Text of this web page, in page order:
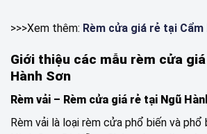
>>>Xem thêm: Rèm cửa giá rẻ tại Cẩm
Giới thiệu các mẫu rèm cửa
Hành Sơn
Rèm vải – Rèm cửa giá rẻ tại Ngũ
Rèm vải là loại rèm cửa phổ biến và phổ